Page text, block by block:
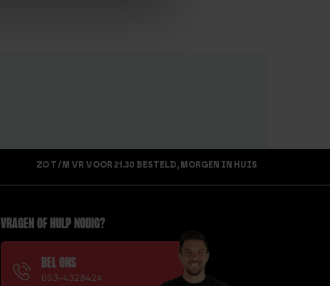
ZO T/M VR VOOR 21.30 BESTELD, MORGEN IN HUIS
VRAGEN OF HULP NODIG?
BEL ONS
053-4328424